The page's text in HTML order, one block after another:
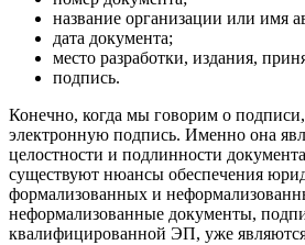
название организации или имя
дата документа;
место разработки, издания,
подпись.
Конечно, когда мы говорим о
электронную подпись. Именно она
целостности и подлинности
существуют нюансы обеспечения
формализованных и
неформализованные документы,
квалифицированной ЭП, уже